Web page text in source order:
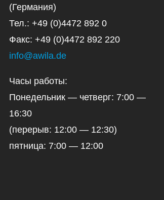
(Германия)
Тел.: +49 (0)4472 892 0
Факс: +49 (0)4472 892 220
info@awila.de
Часы работы:
Понедельник — четверг: 7:00 —
16:30
(перерыв: 12:00 — 12:30)
пятница: 7:00 — 12:00